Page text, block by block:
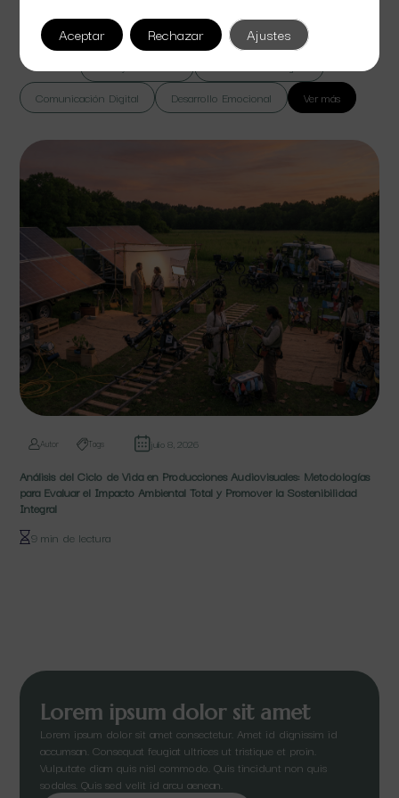
lorem massa vel suspendisse sed bibendum euismod.
Comunicación Digital
Desarrollo Emocional Ver más
Autor Tags julio 8, 2026
Análisis del Ciclo de Vida en Producciones Audiovisuales: Metodologías
para Evaluar el Impacto Ambiental Total y Promover la Sostenibilidad
Integral
9 min de lectura
Lorem ipsum dolor sit amet
Lorem ipsum dolor sit amet consectetur. Amet id dignissim id
accumsan. Consequat feugiat ultrices ut tristique et proin.
Vulputate diam quis nisl commodo. Quis tincidunt non quis
sodales. Quis sed velit id arcu aenean.
Aceptar Rechazar Ajustes